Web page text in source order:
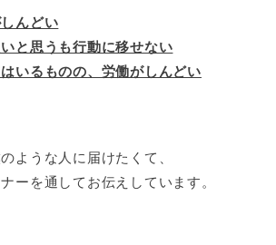
んどい
と思うも行動に移せない
いるものの、労働がしんどい
ような人に届けたくて、
ーを通してお伝えしています。